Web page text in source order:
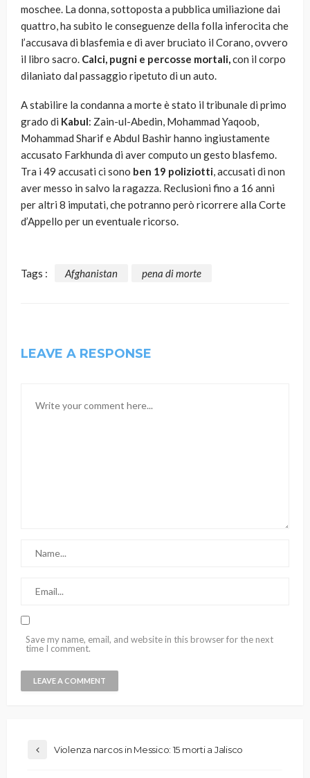
moschee. La donna, sottoposta a pubblica umiliazione dai
quattro, ha subito le conseguenze della folla inferocita che
l’accusava di blasfemia e di aver bruciato il Corano, ovvero
il libro sacro. Calci, pugni e percosse mortali,con il corpo
dilaniato dal passaggio ripetuto di un auto.
A stabilire la condanna a morte è stato il tribunale di primo
grado di Kabul: Zain-ul-Abedin, Mohammad Yaqoob,
Mohammad Sharif e Abdul Bashir hanno ingiustamente
accusato Farkhunda di aver computo un gesto blasfemo.
Tra i 49 accusati ci sono ben 19 poliziotti, accusati di non
aver messo in salvo la ragazza. Reclusioni fino a 16 anni
per altri 8 imputati, che potranno però ricorrere alla Corte
d’Appello per un eventuale ricorso.
Tags : Afghanistan pena di morte
LEAVE A RESPONSE
Save my name, email, and website in this browser for the next
time I comment.
Violenza narcos in Messico: 15 morti a Jalisco